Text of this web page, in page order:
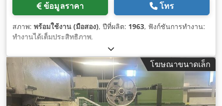
ข้อมูลราคา โทร
สภาพ: พร้อมใช้งาน (มือสอง), ปีที่ผลิต: 1963, ฟังก์ชันการทำงาน:
ทำงานได้เต็มประสิทธิภาพ,
โฆษณาขนาดเล็ก